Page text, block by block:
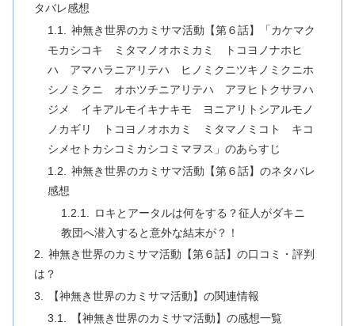
タバレ感想
神無き世界のカミサマ活動【第６話】「カケマク
モカシコキ ミタマノオホミカミ トコヨノナホヒ
ハ アマハラニアリテハ ヒノミクニツキノミクニホ
シノミクニ オホツチニアリテハ アヲヒトクサヲハ
ジメ イキアルモイキナキモ ヨニアリトシアルモノ
ノカギリ トコヨノオホカミ ミタマノミコト キコ
シメセトカシコミカシコミマヲス」のあらすじ
神無き世界のカミサマ活動【第６話】のネタバレ
感想
ロキとアータルは何をする？征人がダキニ
教団へ潜入すると意外な結末が？！
神無き世界のカミサマ活動【第６話】の口コミ・評判
は？
【神無き世界のカミサマ活動】の関連情報
【神無き世界のカミサマ活動】の感想一覧